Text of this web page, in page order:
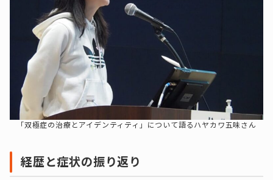
「双極症の治療とアイデンティティ」について語るハヤカワ五味さん
経歴と症状の振り返り